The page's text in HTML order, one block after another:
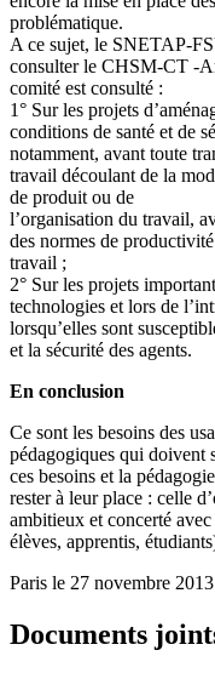
problématique.
A ce sujet, le SNETAP-
consulter le CHSM-CT -
comité est consulté :
1° Sur les projets
conditions de santé et de
notamment, avant toute
travail découlant de la
de produit ou de
l’organisation du travail,
des normes de
travail ;
2° Sur les projets
technologies et lors de
lorsqu’elles sont
et la sécurité des agents.
En conclusion
Ce sont les besoins des
pédagogiques qui doivent
ces besoins et la
rester à leur place : celle
ambitieux et concerté avec
élèves, apprentis,
Paris le 27 novembre 2013
Documents